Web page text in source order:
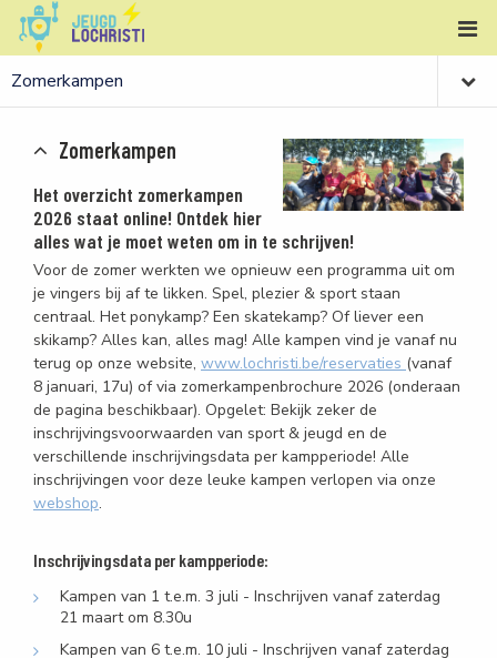
Zomerkampen
Het overzicht zomerkampen
2026 staat online! Ontdek hier
alles wat je moet weten om in te schrijven!
Voor de zomer werkten we opnieuw een programma uit om
je vingers bij af te likken. Spel, plezier & sport staan
centraal. Het ponykamp? Een skatekamp? Of liever een
skikamp? Alles kan, alles mag! Alle kampen vind je vanaf nu
terug op onze website, www.lochristi.be/reservaties (vanaf
8 januari, 17u) of via zomerkampenbrochure 2026 (onderaan
de pagina beschikbaar). Opgelet: Bekijk zeker de
inschrijvingsvoorwaarden van sport & jeugd en de
verschillende inschrijvingsdata per kampperiode! Alle
inschrijvingen voor deze leuke kampen verlopen via onze
webshop.
Inschrijvingsdata per kampperiode:
Kampen van 1 t.e.m. 3 juli - Inschrijven vanaf zaterdag
21 maart om 8.30u
Kampen van 6 t.e.m. 10 juli - Inschrijven vanaf zaterdag